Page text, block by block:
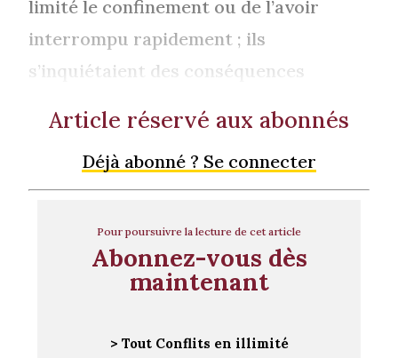
limité le confinement ou de l’avoir
interrompu rapidement ; ils
s’inquiétaient des conséquences
Article réservé aux abonnés
Déjà abonné ? Se connecter
Pour poursuivre la lecture de cet article
Abonnez-vous dès
maintenant
> Tout Conflits en illimité